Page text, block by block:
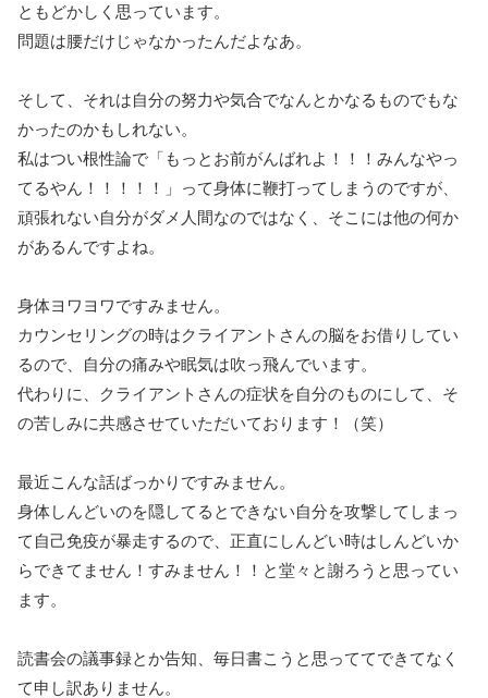
ともどかしく思っています。
問題は腰だけじゃなかったんだよなあ。
そして、それは自分の努力や気合でなんとかなるものでもな
かったのかもしれない。
私はつい根性論で「もっとお前がんばれよ！！！みんなやっ
てるやん！！！！！」って身体に鞭打ってしまうのですが、
頑張れない自分がダメ人間なのではなく、そこには他の何か
があるんですよね。
身体ヨワヨワですみません。
カウンセリングの時はクライアントさんの脳をお借りしてい
るので、自分の痛みや眠気は吹っ飛んでいます。
代わりに、クライアントさんの症状を自分のものにして、そ
の苦しみに共感させていただいております！（笑）
最近こんな話ばっかりですみません。
身体しんどいのを隠してるとできない自分を攻撃してしまっ
て自己免疫が暴走するので、正直にしんどい時はしんどいか
らできてません！すみません！！と堂々と謝ろうと思ってい
ます。
読書会の議事録とか告知、毎日書こうと思っててできてなく
て申し訳ありません。